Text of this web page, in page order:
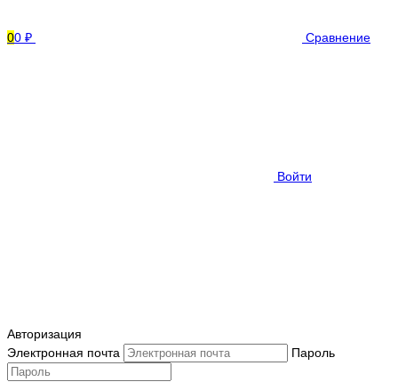
00 ₽ Сравнение
Войти
Авторизация
Электронная почта
Пароль